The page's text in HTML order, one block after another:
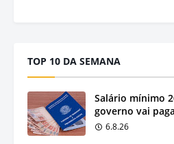
TOP 10 DA SEMANA
Salário mínimo
governo vai
6.8.26